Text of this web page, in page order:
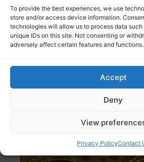
To provide the best experiences, we use
store and/or access device information.
technologies will allow us to process data
unique IDs on this site. Not consenting or
adversely affect certain features and functions.
Accept
Deny
View
Privacy PolicyContact
ബെംഗളൂരു : ബിഹാർ സ്വദേശിയെ
സഹപാഠികൾ വീട്ടിൽ കയറി
Read more
സ്വര്ണവിലയിൽ വീണ്ടും ഇടിവ്